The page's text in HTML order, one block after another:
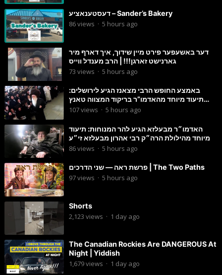
דעסטענאציע – Sander’s Bakery
86views · 5 hours ago
דער באשעפער פירט מיין שידוך, איך דארף מיר
גארנישט זארגן!!! | הרב מענדל ווייס
73 views · 5 hours ago
באמצע החופש הרבי מצאנז הגיע לירושלים:
תיעוד מיוחד מהאדמו”ר בריקוד המצווה טאנץ
בשמחת בית סטרפקוב
107views · 5 hours ago
האדמו״ר מבעלזא הגיע להר המנוחות: תיעוד
מיוחד מהילולת הרה״ק רבי אהרון מבעלזא זי״ע
86views · 5 hours ago
פרשת ראה — שני הדרכים | The Two Paths
97views · 5 hours ago
Shorts
2,123 views · 1 day ago
The Canadian Rockies Are DANGEROUS At
Night | Yiddish
1,679views · 1 day ago